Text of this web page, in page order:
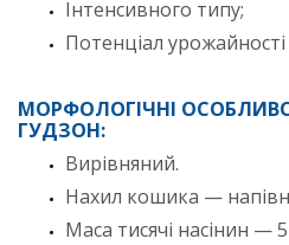
Інтенсивного типу;
Потенціал
МОРФОЛОГІЧНІ
ГУДЗОН:
Вирівняний.
Нахил кошика —
Маса тисячі насінин —